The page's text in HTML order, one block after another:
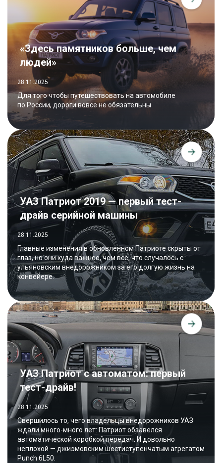
«Здесь памятников больше, чем
людей»
28.11.2025
Для того чтобы путешествовать на автомобиле
по России, дороги вовсе не обязательны
УАЗ Патриот 2019 — первый тест-
драйв серийной машины
28.11.2025
Главные изменения в обновленном Патриоте скрыты от
глаз, но они куда важнее, чем всё, что случалось с
ульяновским внедорожником за его долгую жизнь на
конвейере.
УАЗ Патриот с автоматом: первый
тест-драйв!
28.11.2025
Свершилось то, чего владельцы внедорожников УАЗ
ждали много-много лет: Патриот обзавелся
автоматической коробкой передач. И довольно
неплохой — джиэмовским шестиступенчатым агрегатом
Punch 6L50.